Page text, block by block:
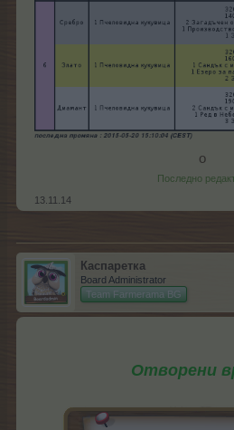
о​
Последно
13.11.14
Каспаретка
Board Administrator
Team Farmerama BG
Отворени